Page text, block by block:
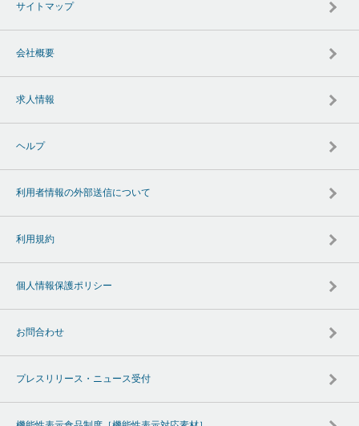
サイトマップ
会社概要
求人情報
ヘルプ
利用者情報の外部送信について
利用規約
個人情報保護ポリシー
お問合わせ
プレスリリース・ニュース受付